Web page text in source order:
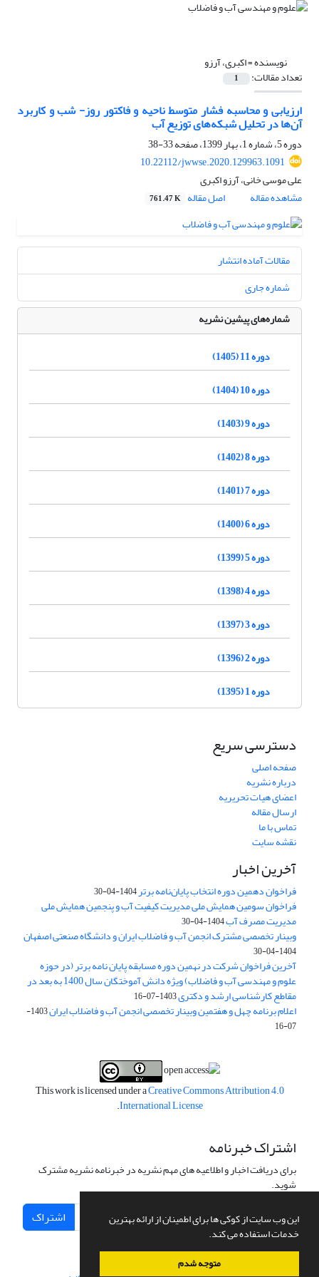
این وب سایت از کوکی ها برای اطمینان از ارائه بهترین
خدمات استفاده می کند.
متوجه شدم
نویسنده =اکبری، آرزو
تعداد مقالات: 1
ارزیابی و محاسبه فشار متوسط ناحیه و فاکتور روز- شب و کاربرد
آن‌ها در تحلیل شبکه‌های توزیع آب
دوره 5، شماره 1، بهار 1399، صفحه
33-38
10.22112/jwwse.2020.129963.1091
علی موسی خانی، آرزو اکبری
مشاهده مقاله
اصل مقاله 761.47 K
مقالات آماده انتشار
شماره جاری
شماره‌های پیشین نشریه
دوره 11 (1405)
دوره 10 (1404)
دوره 9 (1403)
دوره 8 (1402)
دوره 7 (1401)
دوره 6 (1400)
دوره 5 (1399)
دوره 4 (1398)
دوره 3 (1397)
دوره 2 (1396)
دوره 1 (1395)
دسترسی سریع
صفحه اصلی
درباره نشریه
اعضای هیات تحریریه
ارسال مقاله
تماس با ما
نقشه سایت
آخرین اخبار
فراخوان دهمین دوره انتخاب پایان‌نامه برتر1404-04-30
فراخوان سومین همایش ملی مدیریت کیفیت آب و پنجمین همایش ملی
مدیریت مصرف آب1404-04-30
وبینار تخصصی مشترک انجمن آب و فاضلاب ایران و دانشگاه صنعتی اصفهان
1404-04-30
آخرین فراخوان شرکت در نهمین دوره مسابقه پایان نامه برتر (در حوزه
علوم و مهندسی آب و فاضلاب) ویژه دانش آموختگان سال 1400 به بعد در
مقاطع کارشناسی ارشد و دکتری1403-07-16
اعلام برنامه چهل و هفتمین وبینار تخصصی انجمن آب و فاضلاب ایران
1403-
07-16
This work is licensed under aCreative Commons Attribution 4.0
International License
.
اشتراک خبرنامه
برای دریافت اخبار و اطلاعیه های مهم نشریه در خبرنامه نشریه مشترک
شوید.
اشتراک